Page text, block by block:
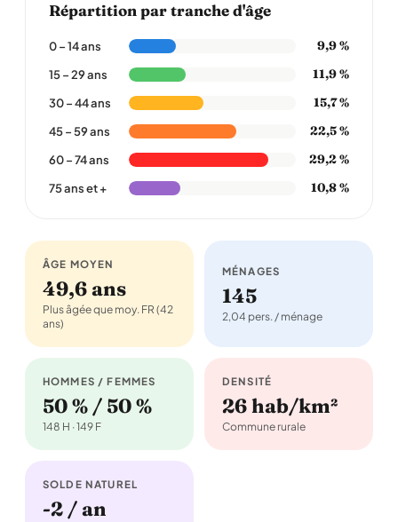
Répartition par tranche d'âge
0 – 14 ans 9,9 %
15 – 29 ans 11,9 %
30 – 44 ans 15,7 %
45 – 59 ans 22,5 %
60 – 74 ans 29,2 %
75 ans et + 10,8 %
ÂGE MOYEN
49,6 ans
Plus âgée que moy. FR (42
ans)
MÉNAGES
145
2,04 pers. / ménage
HOMMES / FEMMES
50 % / 50 %
148 H · 149 F
DENSITÉ
26 hab/km²
Commune rurale
SOLDE NATUREL
-2 / an